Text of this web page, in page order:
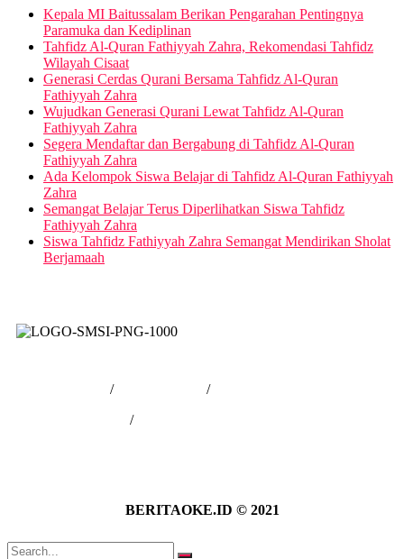
Kepala MI Baitussalam Berikan Pengarahan Pentingnya
Paramuka dan Kediplinan
Tahfidz Al-Quran Fathiyyah Zahra, Rekomendasi Tahfidz
Wilayah Cisaat
Generasi Cerdas Qurani Bersama Tahfidz Al-Quran
Fathiyyah Zahra
Wujudkan Generasi Qurani Lewat Tahfidz Al-Quran
Fathiyyah Zahra
Segera Mendaftar dan Bergabung di Tahfidz Al-Quran
Fathiyyah Zahra
Ada Kelompok Siswa Belajar di Tahfidz Al-Quran Fathiyyah
Zahra
Semangat Belajar Terus Diperlihatkan Siswa Tahfidz
Fathiyyah Zahra
Siswa Tahfidz Fathiyyah Zahra Semangat Mendirikan Sholat
Berjamaah
/
/
/
BERITAOKE.ID © 2021